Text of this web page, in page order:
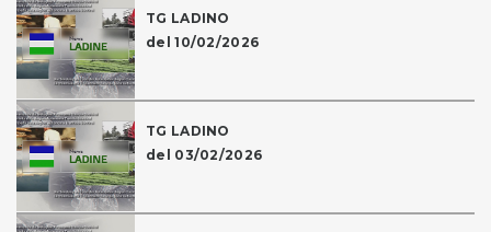
TG LADINO
del 10/02/2026
TG LADINO
del 03/02/2026